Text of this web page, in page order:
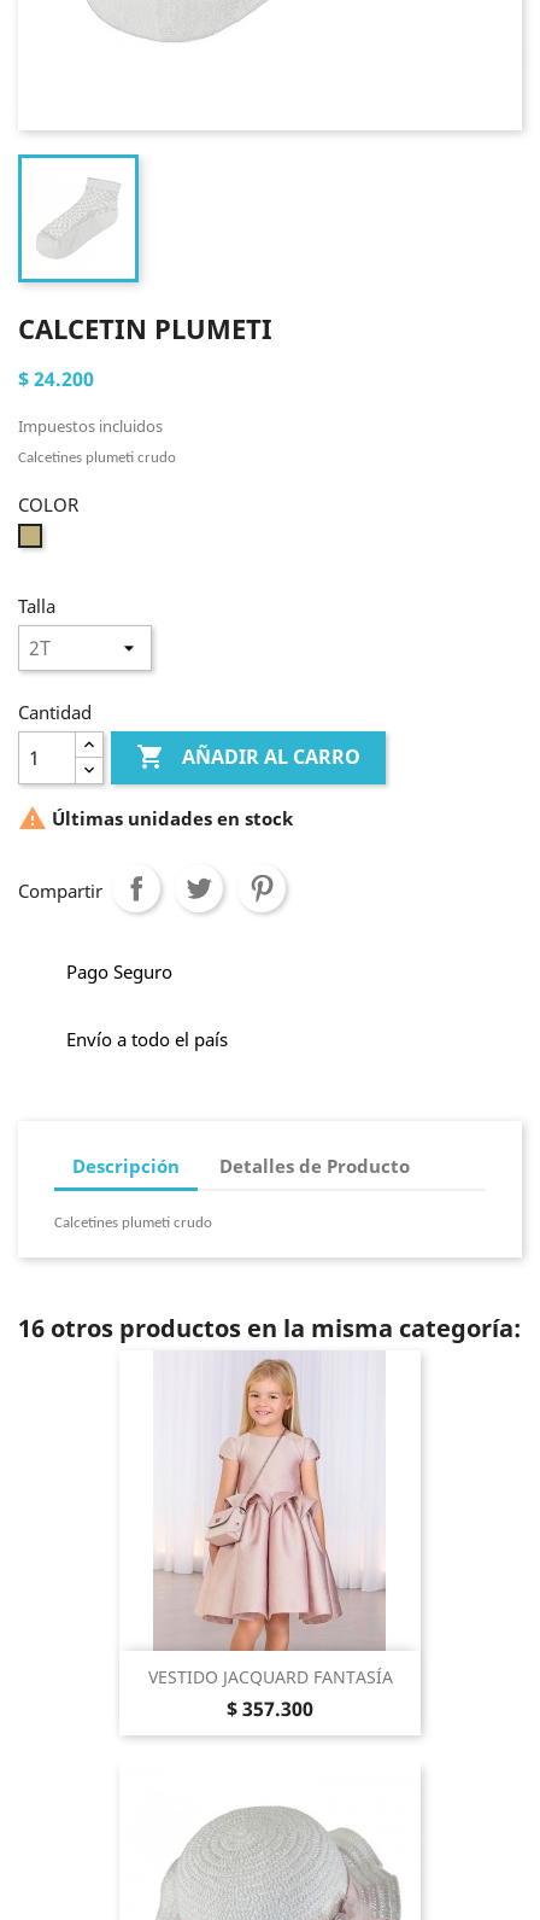
CALCETIN PLUMETI
$ 24.200
Impuestos incluidos
Calcetines plumeti crudo
COLOR
Talla
Cantidad
 AÑADIR AL CARRO
 Últimas unidades en stock
Compartir
Pago Seguro
Envío a todo el país
Descripción Detalles de Producto
Calcetines plumeti crudo
16 otros productos en la misma categoría:
VESTIDO JACQUARD FANTASÍA
Precio
$ 357.300